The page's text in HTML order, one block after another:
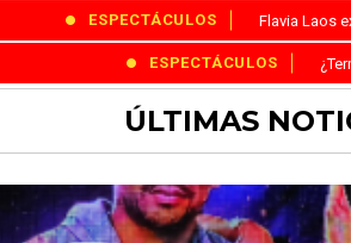
ESPECTÁCULOS Flavia Laos
ESPECTÁCULOS
ÚLTIMAS